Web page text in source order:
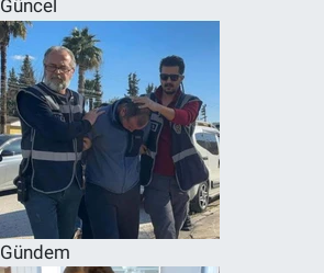
Güncel
Gündem
SPOR
RESMİ İLANLAR